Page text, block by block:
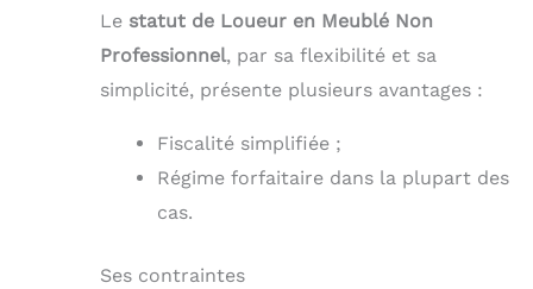
Le statut de Loueur en Meublé Non
Professionnel, par sa flexibilité et sa
simplicité, présente plusieurs avantages :
Fiscalité simplifiée ;
Régime forfaitaire dans la plupart des
cas.
Ses contraintes